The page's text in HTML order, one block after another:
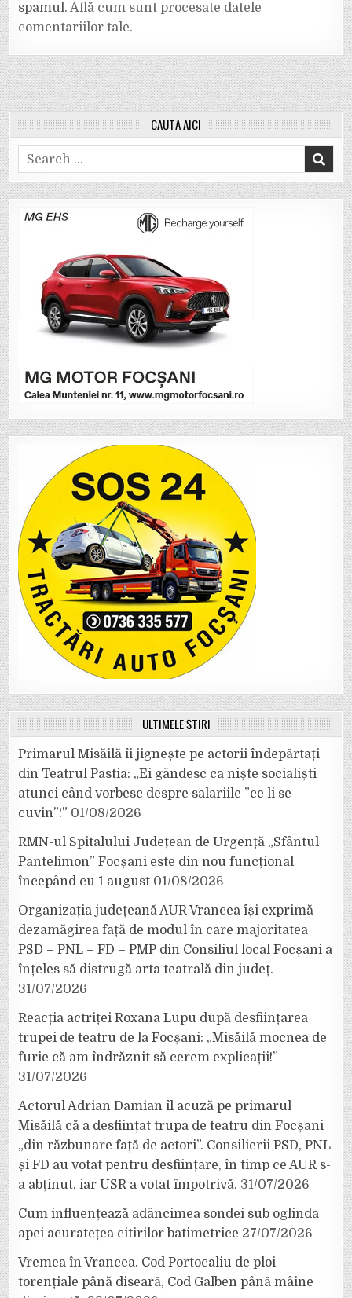
spamul.Află cum sunt procesate datele
comentariilor tale.
CAUTĂ AICI
Search
for:
ULTIMELE ȘTIRI
Primarul Misăilă îi jignește pe actorii îndepărtați
din Teatrul Pastia: „Ei gândesc ca niște socialiști
atunci când vorbesc despre salariile ”ce li se
cuvin”!” 01/08/2026
RMN-ul Spitalului Județean de Urgență „Sfântul
Pantelimon” Focșani este din nou funcțional
începând cu 1 august 01/08/2026
Organizația județeană AUR Vrancea își exprimă
dezamăgirea față de modul în care majoritatea
PSD – PNL – FD – PMP din Consiliul local Focșani a
înțeles să distrugă arta teatrală din județ.
31/07/2026
Reacția actriței Roxana Lupu după desființarea
trupei de teatru de la Focșani: „Misăilă mocnea de
furie că am îndrăznit să cerem explicații!”
31/07/2026
Actorul Adrian Damian îl acuză pe primarul
Misăilă că a desființat trupa de teatru din Focșani
„din răzbunare față de actori”. Consilierii PSD, PNL
și FD au votat pentru desființare, în timp ce AUR s-
a abținut, iar USR a votat împotrivă. 31/07/2026
Cum influențează adâncimea sondei sub oglinda
apei acuratețea citirilor batimetrice 27/07/2026
Vremea în Vrancea. Cod Portocaliu de ploi
torențiale până diseară, Cod Galben până mâine